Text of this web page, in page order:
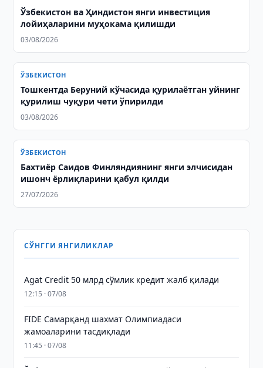
Ўзбекистон ва Ҳиндистон янги инвестиция
лойиҳаларини муҳокама қилишди
03/08/2026
ЎЗБЕКИСТОН
Тошкентда Беруний кўчасида қурилаётган уйнинг
қурилиш чуқури чети ўпирилди
03/08/2026
ЎЗБЕКИСТОН
Бахтиёр Саидов Финляндиянинг янги элчисидан
ишонч ёрлиқларини қабул қилди
27/07/2026
СЎНГГИ ЯНГИЛИКЛАР
Agat Credit 50 млрд сўмлик кредит жалб қилади
12:15 · 07/08
FIDE Самарқанд шахмат Олимпиадаси
жамоаларини тасдиқлади
11:45 · 07/08